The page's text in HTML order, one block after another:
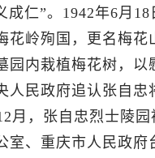
成仁”。1942年6月
花岭殉国，更名梅花
园内栽植梅花树，以
人民政府追认张自忠
月，张自忠烈士陵
室、重庆市人民政府